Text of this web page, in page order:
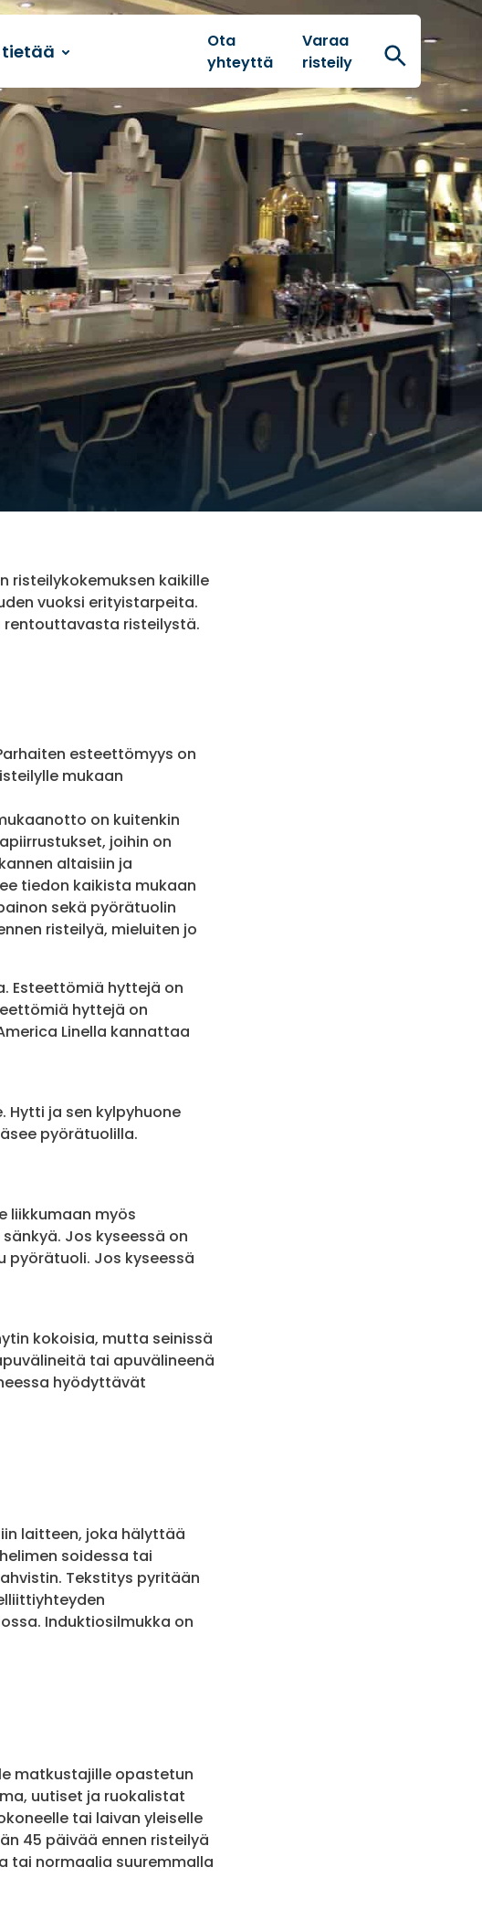
tietää
Ota
yhteyttä
Varaa
risteily
Hae
risteilykokemuksen kaikille
vuoksi erityistarpeita.
rentouttavasta risteilystä.
esteettömyys on
mukaan
on kuitenkin
joihin on
altaisiin ja
tiedon kaikista mukaan
sekä pyörätuolin
risteilyä, mieluiten jo
Esteettömiä hyttejä on
hyttejä on
Linella kannattaa
ja sen kylpyhuone
pyörätuolilla.
liikkumaan myös
Jos kyseessä on
pyörätuoli. Jos kyseessä
kokoisia, mutta seinissä
tai apuvälineenä
hyödyttävät
laitteen, joka hälyttää
soidessa tai
Tekstitys pyritään
Induktiosilmukka on
matkustajille opastetun
uutiset ja ruokalistat
tai laivan yleiselle
45 päivää ennen risteilyä
tai normaalia suuremmalla